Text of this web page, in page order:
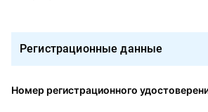
Регистрационные данные
Номер регистрационного